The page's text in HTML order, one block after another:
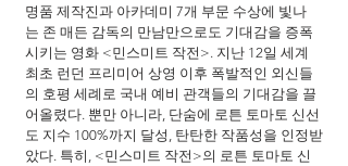
명품 제작진과 아카데미 7개 부문 수상에 빛나
는 존 매든 감독의 만남만으로도 기대감을 증폭
시키는 영화 <민스미트 작전>. 지난 12일 세계
최초 런던 프리미어 상영 이후 폭발적인 외신들
의 호평 세례로 국내 예비 관객들의 기대감을 끌
어올렸다. 뿐만 아니라, 단숨에 로튼 토마토 신선
도 지수 100%까지 달성, 탄탄한 작품성을 인정받
았다. 특히, <민스미트 작전>의 로튼 토마토 신